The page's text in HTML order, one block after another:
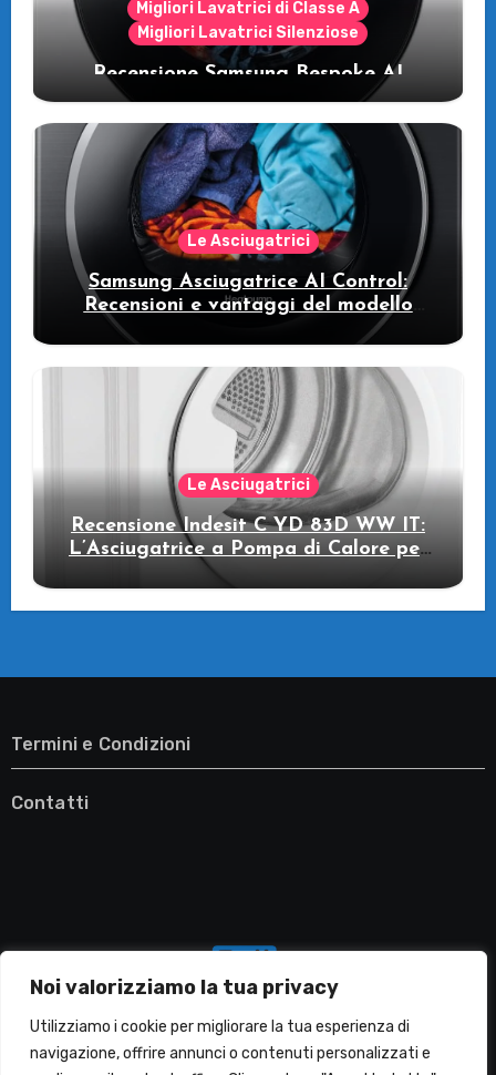
Noi valorizziamo la tua privacy
Utilizziamo i cookie per migliorare la tua esperienza di
navigazione, offrire annunci o contenuti personalizzati e
Migliori Lavatrici di Classe A
Migliori Lavatrici Silenziose
Recensione Samsung Bespoke AI
WW11DB7B94GE/U3: la lavatrice
intelligente che fa risparmiare
Le Asciugatrici
Samsung Asciugatrice AI Control:
Recensioni e vantaggi del modello
Le Asciugatrici
Recensione Indesit C YD 83D WW IT:
L’Asciugatrice a Pompa di Calore per
il Tuo Benessere
Termini e Condizioni
Contatti